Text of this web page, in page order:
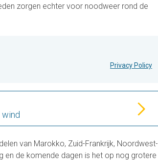
zorgen echter voor noodweer rond de
Privacy Policy
van Marokko, Zuid-Frankrijk, Noordwest-
en de komende dagen is het op nog grotere